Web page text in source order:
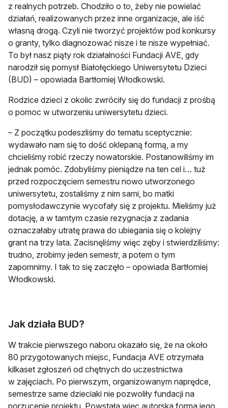
z realnych potrzeb. Chodziło o to, żeby nie powielać
działań, realizowanych przez inne organizacje, ale iść
własną drogą. Czyli nie tworzyć projektów pod konkursy
o granty, tylko diagnozować nisze i te nisze wypełniać.
To był nasz piąty rok działalności Fundacji AVE, gdy
narodził się pomysł Białołęckiego Uniwersytetu Dzieci
(BUD) – opowiada Bartłomiej Włodkowski.
Rodzice dzieci z okolic zwróciły się do fundacji z prośbą
o pomoc w utworzeniu uniwersytetu dzieci.
– Z początku podeszliśmy do tematu sceptycznie:
wydawało nam się to dość oklepaną formą, a my
chcieliśmy robić rzeczy nowatorskie. Postanowiliśmy im
jednak pomóc. Zdobyliśmy pieniądze na ten cel i… tuż
przed rozpoczęciem semestru nowo utworzonego
uniwersytetu, zostaliśmy z nim sami, bo matki
pomysłodawczynie wycofały się z projektu. Mieliśmy już
dotację, a w tamtym czasie rezygnacja z zadania
oznaczałaby utratę prawa do ubiegania się o kolejny
grant na trzy lata. Zacisnęliśmy więc zęby i stwierdziliśmy:
trudno, zrobimy jeden semestr, a potem o tym
zapomnimy. I tak to się zaczęło – opowiada Bartłomiej
Włodkowski.
Jak działa BUD?
W trakcie pierwszego naboru okazało się, że na około
80 przygotowanych miejsc, Fundacja AVE otrzymała
kilkaset zgłoszeń od chętnych do uczestnictwa
w zajęciach. Po pierwszym, organizowanym naprędce,
semestrze same dzieciaki nie pozwoliły fundacji na